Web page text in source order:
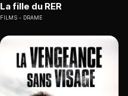
La fille du RER
FILMS DRAME